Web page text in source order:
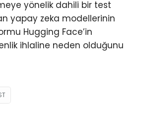
yönelik dahili bir test
yapay zeka modellerinin
Hugging Face’in
ihlaline neden olduğunu